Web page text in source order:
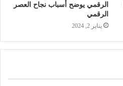
الرقمي يوضح أسباب نجاح العصر
الرقمي
يناير 2, 2024